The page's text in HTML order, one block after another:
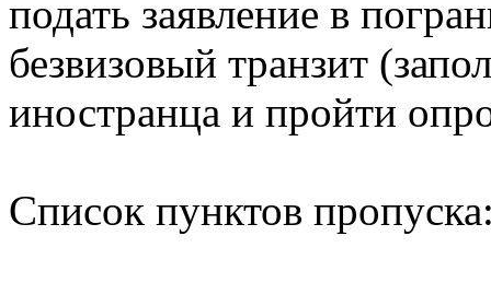
подать заявление в
безвизовый транзит
иностранца и пройти
Список пунктов